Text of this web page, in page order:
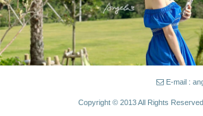
E-mail :
Copyright © 2013 All Rights